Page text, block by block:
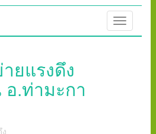
Toggle
ยแรงดึง
อ.ท่ามะกา